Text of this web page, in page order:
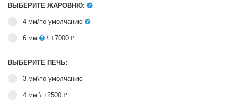
ВЫБЕРИТЕ ЖАРОВНЮ:
4 мм/по умолчанию
6 мм \ +7000 ₽
ВЫБЕРИТЕ ПЕЧЬ:
3 мм\по умолчанию
4 мм \ +2500 ₽